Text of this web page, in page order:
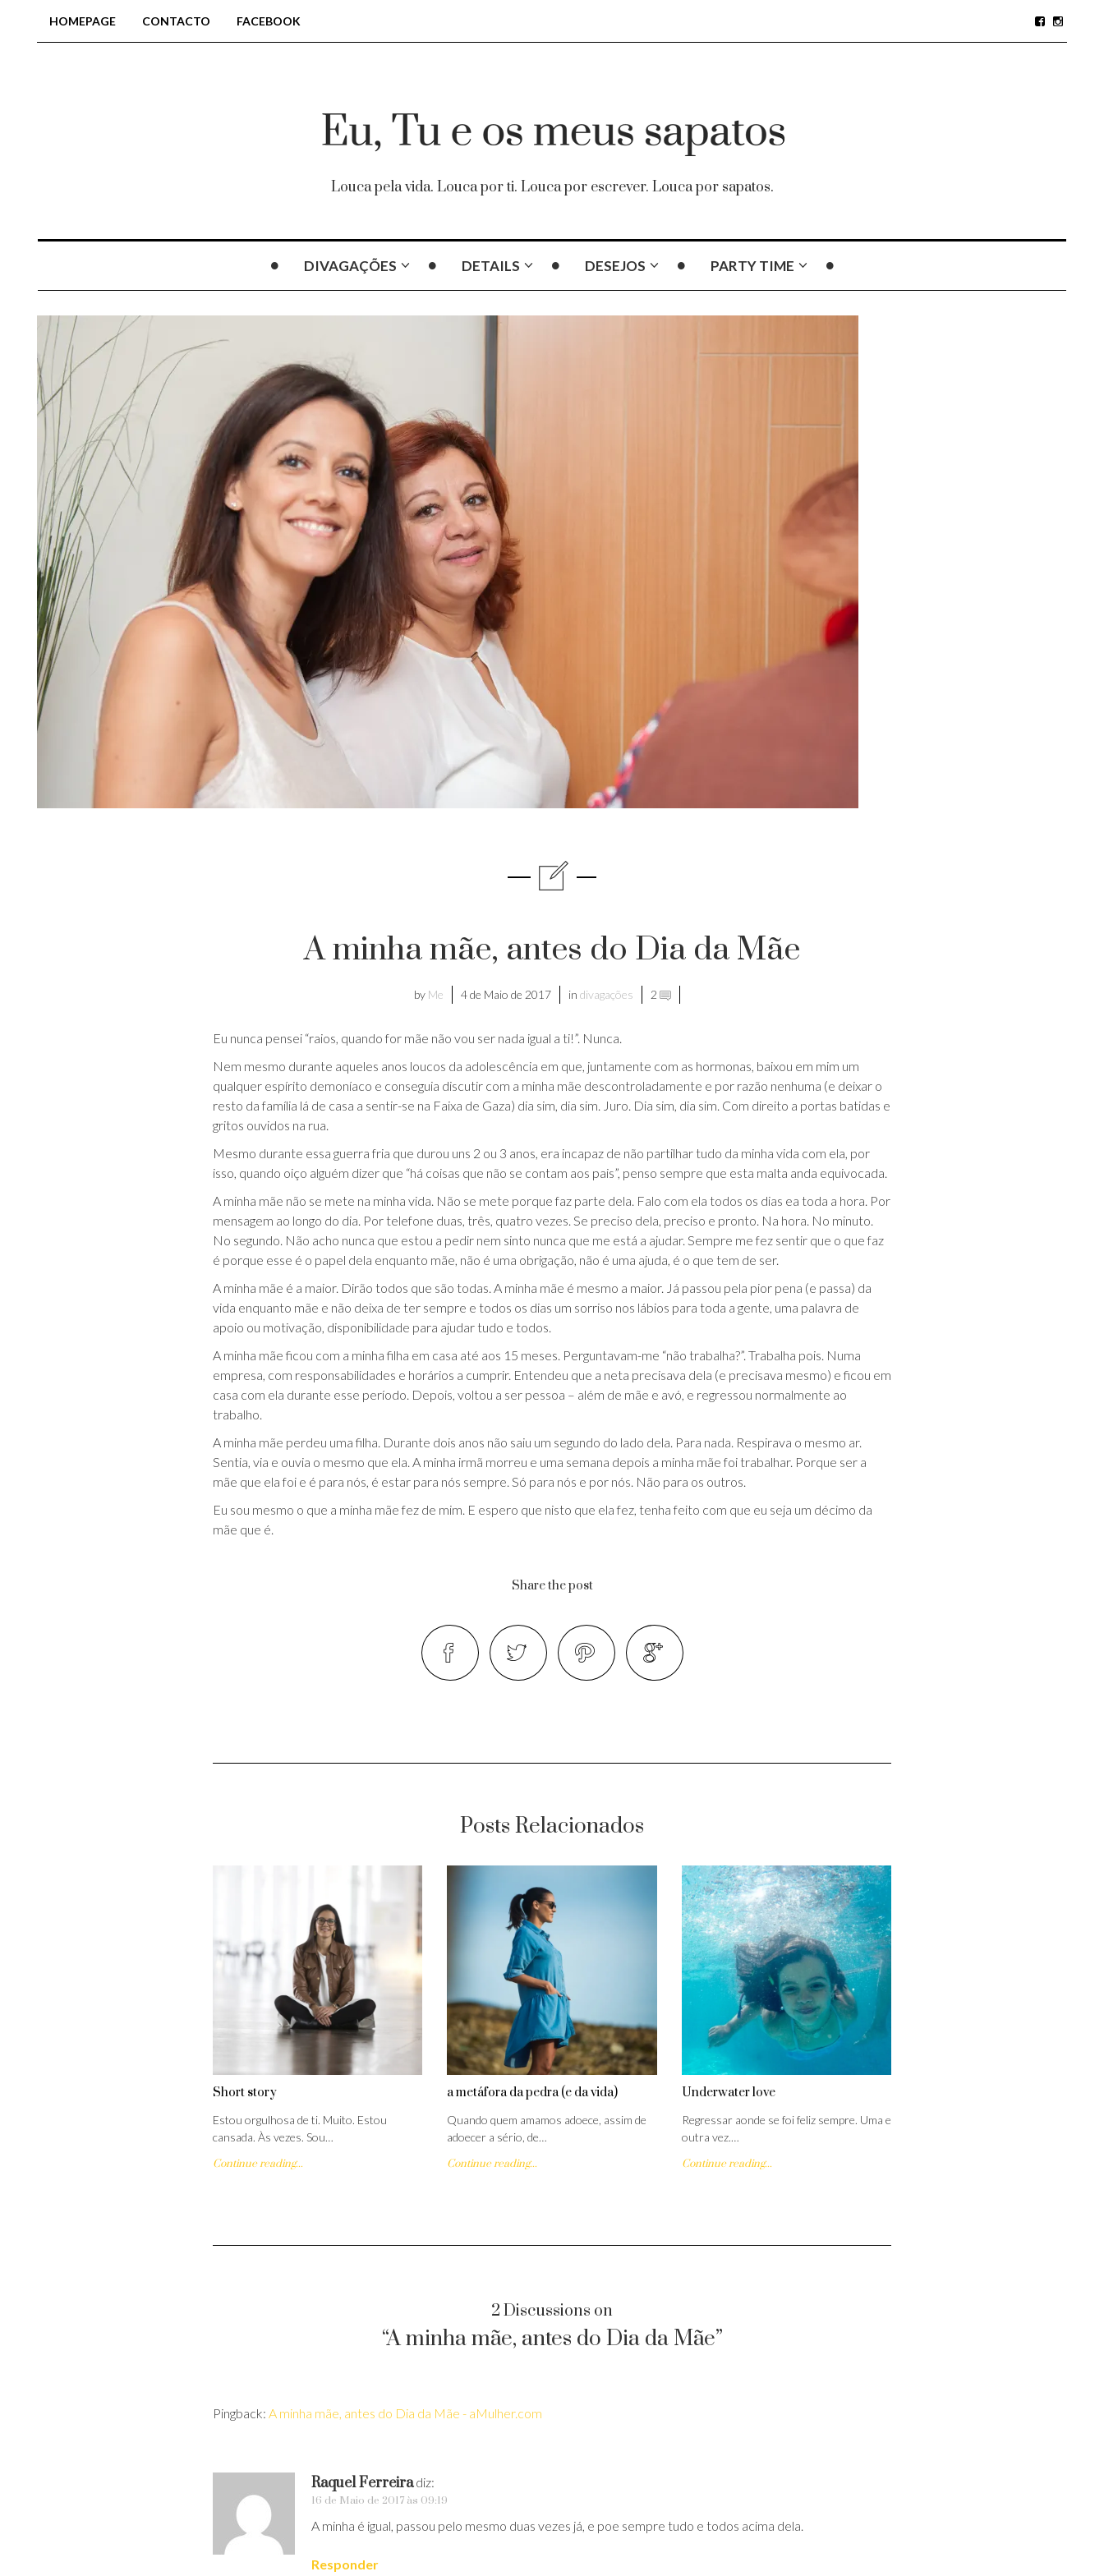
HOMEPAGE CONTACTO FACEBOOK
Louca pela vida. Louca por ti. Louca por escrever. Louca por sapatos.
DIVAGAÇÕES DETAILS DESEJOS PARTY TIME
A minha mãe, antes do Dia da Mãe
by Me 4 de Maio de 2017 in divagações 2
Eu nunca pensei “raios, quando for mãe não vou ser nada igual a ti!”. Nunca.
Nem mesmo durante aqueles anos loucos da adolescência em que, juntamente com as hormonas, baixou em mim um
qualquer espírito demoníaco e conseguia discutir com a minha mãe descontroladamente e por razão nenhuma (e deixar o
resto da família lá de casa a sentir-se na Faixa de Gaza) dia sim, dia sim. Juro. Dia sim, dia sim. Com direito a portas batidas e
gritos ouvidos na rua.
Mesmo durante essa guerra fria que durou uns 2 ou 3 anos, era incapaz de não partilhar tudo da minha vida com ela, por
isso, quando oiço alguém dizer que “há coisas que não se contam aos pais”, penso sempre que esta malta anda equivocada.
A minha mãe não se mete na minha vida. Não se mete porque faz parte dela. Falo com ela todos os dias ea toda a hora. Por
mensagem ao longo do dia. Por telefone duas, três, quatro vezes. Se preciso dela, preciso e pronto. Na hora. No minuto.
No segundo. Não acho nunca que estou a pedir nem sinto nunca que me está a ajudar. Sempre me fez sentir que o que faz
é porque esse é o papel dela enquanto mãe, não é uma obrigação, não é uma ajuda, é o que tem de ser.
A minha mãe é a maior. Dirão todos que são todas. A minha mãe é mesmo a maior. Já passou pela pior pena (e passa) da
vida enquanto mãe e não deixa de ter sempre e todos os dias um sorriso nos lábios para toda a gente, uma palavra de
apoio ou motivação, disponibilidade para ajudar tudo e todos.
A minha mãe ficou com a minha filha em casa até aos 15 meses. Perguntavam-me “não trabalha?”. Trabalha pois. Numa
empresa, com responsabilidades e horários a cumprir. Entendeu que a neta precisava dela (e precisava mesmo) e ficou em
casa com ela durante esse período. Depois, voltou a ser pessoa – além de mãe e avó, e regressou normalmente ao
trabalho.
A minha mãe perdeu uma filha. Durante dois anos não saiu um segundo do lado dela. Para nada. Respirava o mesmo ar.
Sentia, via e ouvia o mesmo que ela. A minha irmã morreu e uma semana depois a minha mãe foi trabalhar. Porque ser a
mãe que ela foi e é para nós, é estar para nós sempre. Só para nós e por nós. Não para os outros.
Eu sou mesmo o que a minha mãe fez de mim. E espero que nisto que ela fez, tenha feito com que eu seja um décimo da
mãe que é.
Share the post
Posts Relacionados
Short story
Estou orgulhosa de ti. Muito. Estou
cansada. Às vezes. Sou…
Continue reading...
a metáfora da pedra (e da vida)
Quando quem amamos adoece, assim de
adoecer a sério, de…
Continue reading...
Underwater love
Regressar aonde se foi feliz sempre. Uma e
outra vez.…
Continue reading...
2 Discussions on
“A minha mãe, antes do Dia da Mãe”
Pingback: A minha mãe, antes do Dia da Mãe - aMulher.com
Raquel Ferreira diz:
16 de Maio de 2017 às 09:19
A minha é igual, passou pelo mesmo duas vezes já, e poe sempre tudo e todos acima dela.
Responder